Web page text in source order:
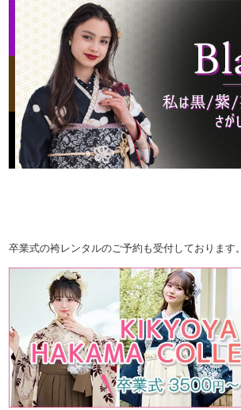
卒業式の袴レンタルのご予約も受付しております。